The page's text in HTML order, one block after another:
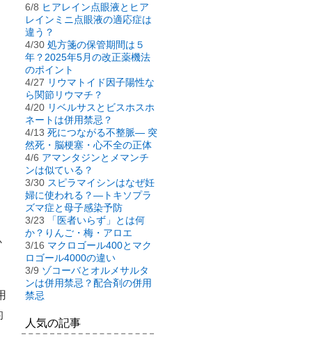
6/8 ヒアレイン点眼液とヒア
レインミニ点眼液の適応症は
違う？
4/30 処方箋の保管期間は５
年？2025年5月の改正薬機法
のポイント
4/27 リウマトイド因子陽性な
ら関節リウマチ？
4/20 リベルサスとビスホスホ
ネートは併用禁忌？
4/13 死につながる不整脈― 突
然死・脳梗塞・心不全の正体
4/6 アマンタジンとメマンチ
ンは似ている？
3/30 スピラマイシンはなぜ妊
婦に使われる？―トキソプラ
ズマ症と母子感染予防
3/23
「医者いらず」とは何
か？りんご・梅・アロエ
3/16 マクロゴール400とマク
ロゴール4000の違い
3/9 ゾコーバとオルメサルタ
ンは併用禁忌？配合剤の併用
禁忌
人気の記事